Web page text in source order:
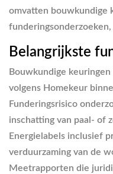
omvatten bouwkundige
Belangrijkste
Bouwkundige keuringen
volgens Homekeur
Funderingsrisico
inschatting van paal- of
Energielabels inclusief
verduurzaming van de
Meetrapporten die